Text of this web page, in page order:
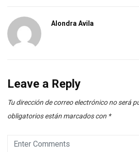
Alondra Avila
Leave a Reply
Tu dirección de correo electrónico no será
obligatorios están marcados con *